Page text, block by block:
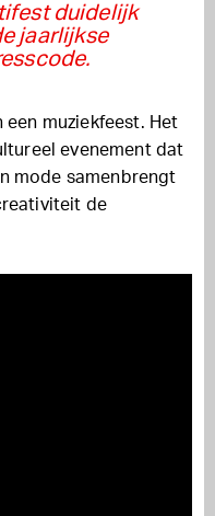
duidelijk
jaarlijkse
muziekfeest. Het
evenement dat
mode samenbrengt
de